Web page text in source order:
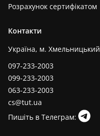
Розрахунок сертифікатом
Контакти
Україна, м. Хмельницький
097-233-2003
099-233-2003
063-233-2003
cs@tut.ua
Пишіть в Телеграм: